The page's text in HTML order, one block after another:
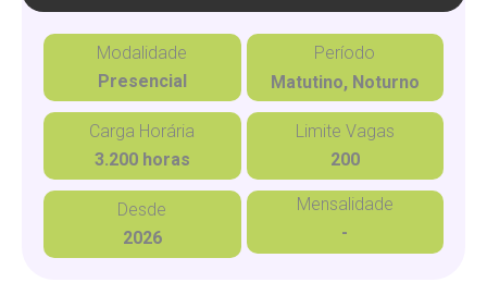
Modalidade
Presencial
Período
Matutino, Noturno
Carga Horária
3.200 horas
Limite Vagas
200
Desde
2026
Mensalidade
-